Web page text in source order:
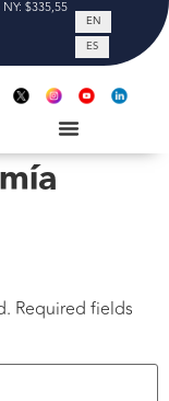
$335,55 Tasa de
EN
ES
Required fields